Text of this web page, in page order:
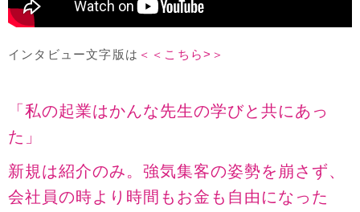
インタビュー文字版は ＜＜こちら>＞
「私の起業はかんな先生の学びと共にあっ
た」
新規は紹介のみ。強気集客の姿勢を崩さず、
会社員の時より時間もお金も自由になった